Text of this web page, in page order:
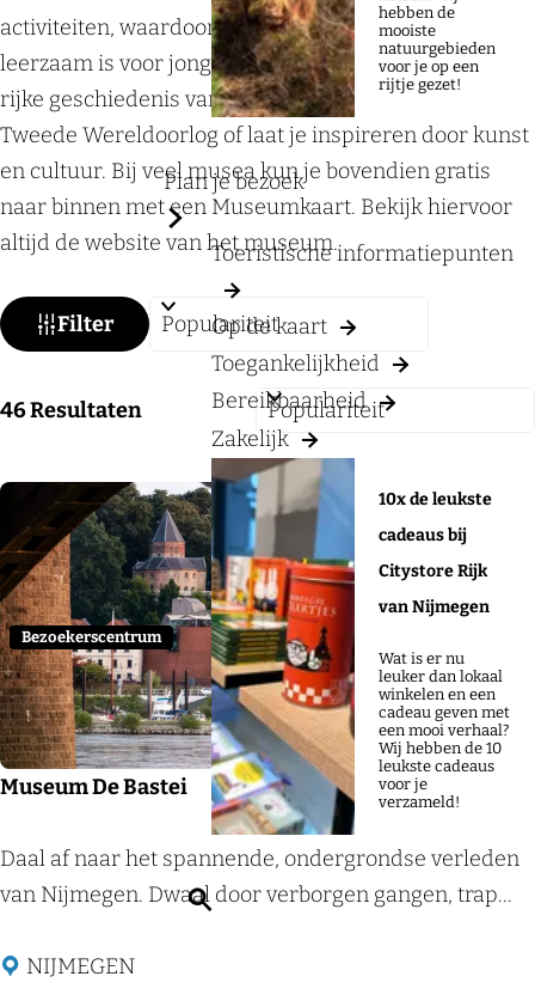
g
e
hebben de
mooiste
natuurgebieden
voor je op een
rijtje gezet!
Plan je bezoek
Toeristische informatiepunten
Op de kaart
Toegankelijkheid
Bereikbaarheid
Zakelijk
10x de leukste
cadeaus bij
Citystore Rijk
van Nijmegen
Wat is er nu
leuker dan lokaal
winkelen en een
cadeau geven met
een mooi verhaal?
Wij hebben de 10
leukste cadeaus
voor je
verzameld!
Z
activiteiten, waardoor een museumbezoek leuk en
leerzaam is voor jong en oud. Ontdek bijvoorbeeld de
rijke geschiedenis van de regio, verdiep je in de
Tweede Wereldoorlog of laat je inspireren door kunst
en cultuur. Bij veel musea kun je bovendien gratis
naar binnen met een Museumkaart. Bekijk hiervoor
altijd de website van het museum.
W
a
z
e
j
e
Filter
S
o
t
e
o
p
:
46Resultaten
S
r
e
e
r
o
p
:
Museum De Bastei
M
u
e
Daal af naar het spannende, ondergrondse verleden
van Nijmegen. Dwaal door verborgen gangen, trap...
NIJMEGEN
Bezoekerscentrum